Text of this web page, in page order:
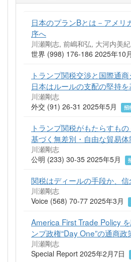
日本のプランBとは－アメリ
序へ
川瀬剛志, 前嶋和弘, 大河内美
世界 (998) 176-186 2025年10
トランプ関税交渉と国際通
日本はルールの支配の堅持
川瀬剛志
外交 (91) 26-31 2025年5月
招
トランプ関税がもたらすも
基づく無差別・自由な貿易体
川瀬剛志
公明 (233) 30-35 2025年5月
関税はディールの手段か、
川瀬剛志
Voice (568) 70-77 2025年3月
America First Trade Policy
ンプ政権“Day One”の通商
川瀬剛志
Special Report 2025年2月7日